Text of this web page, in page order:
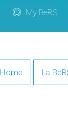
My BeRS
Home La